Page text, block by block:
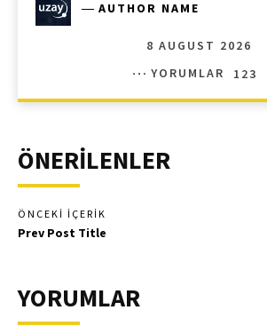
― AUTHOR NAME
8 AUGUST 2026
YORUMLAR
123
ÖNERİLENLER
ÖNCEKI İÇERIK
Prev Post Title
YORUMLAR